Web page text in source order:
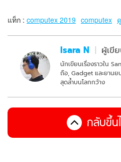
แท็ก : computex 2019 computex
Isara N ผู้เขี
นักเขียนเรื่องราวใน
ถือ, Gadget และยานย
สุดล้ำบนโลกกว้าง
กลับขึ้น